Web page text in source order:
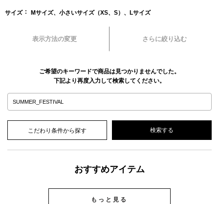
サイズ Mサイズ、小さいサイズ（XS、S）、Lサイズ
表示方法の変更 さらに絞り込む
ご希望のキーワードで商品は見つかりませんでした。
下記より再度入力して検索してください。
こだわり条件から探す
おすすめアイテム
もっと見る